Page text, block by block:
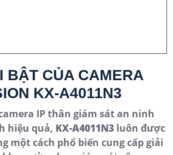
BẬT CỦA CAMERA
KX-A4011N3
IP thân giám sát an ninh
hiệu quả, KX-A4011N3 luôn được
một cách phổ biến cung cấp giải